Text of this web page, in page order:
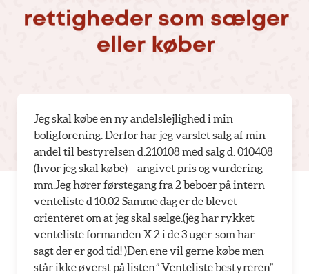
rettigheder som sælger
eller køber
Jeg skal købe en ny andelslejlighed i min
boligforening. Derfor har jeg varslet salg af min
andel til bestyrelsen d.210108 med salg d. 010408
(hvor jeg skal købe) – angivet pris og vurdering
mm.Jeg hører førstegang fra 2 beboer på intern
venteliste d 10.02 Samme dag er de blevet
orienteret om at jeg skal sælge.(jeg har rykket
venteliste formanden X 2 i de 3 uger. som har
sagt der er god tid! )Den ene vil gerne købe men
står ikke øverst på listen.” Venteliste bestyreren”